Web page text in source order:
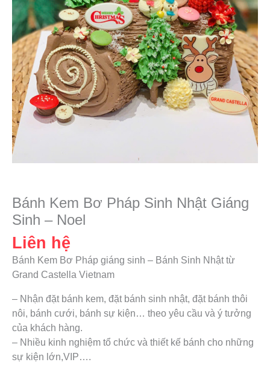
Bánh Kem Bơ Pháp Sinh Nhật Giáng
Sinh – Noel
Liên hệ
Bánh Kem Bơ Pháp giáng sinh – Bánh Sinh Nhật từ
Grand Castella Vietnam
– Nhận đặt bánh kem, đặt bánh sinh nhật, đặt bánh thôi
nôi, bánh cưới, bánh sự kiện… theo yêu cầu và ý tưởng
của khách hàng.
– Nhiều kinh nghiệm tổ chức và thiết kế bánh cho những
sự kiện lớn,VIP….